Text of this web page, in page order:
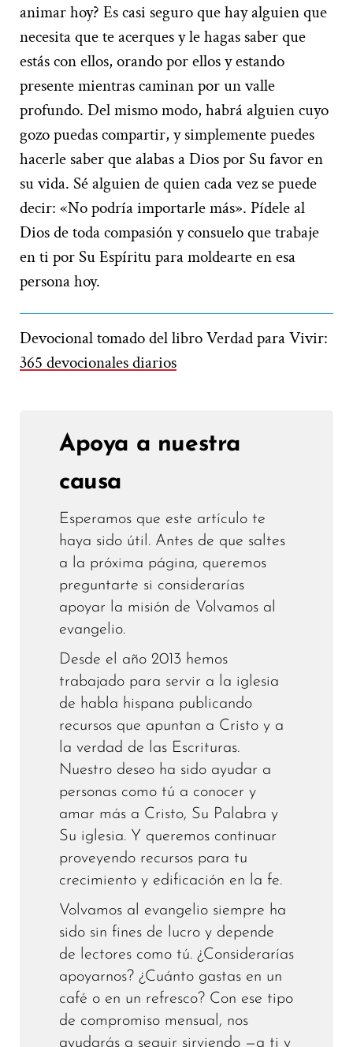
animar hoy? Es casi seguro que hay alguien que
necesita que te acerques y le hagas saber que
estás con ellos, orando por ellos y estando
presente mientras caminan por un valle
profundo. Del mismo modo, habrá alguien cuyo
gozo puedas compartir, y simplemente puedes
hacerle saber que alabas a Dios por Su favor en
su vida. Sé alguien de quien cada vez se puede
decir: «No podría importarle más». Pídele al
Dios de toda compasión y consuelo que trabaje
en ti por Su Espíritu para moldearte en esa
persona hoy.
Devocional tomado del libro Verdad para Vivir:
365 devocionales diarios
Apoya a nuestra
causa
Esperamos que este artículo te
haya sido útil. Antes de que saltes
a la próxima página, queremos
preguntarte si considerarías
apoyar la misión de Volvamos al
evangelio.
Desde el año 2013 hemos
trabajado para servir a la iglesia
de habla hispana publicando
recursos que apuntan a Cristo y a
la verdad de las Escrituras.
Nuestro deseo ha sido ayudar a
personas como tú a conocer y
amar más a Cristo, Su Palabra y
Su iglesia. Y queremos continuar
proveyendo recursos para tu
crecimiento y edificación en la fe.
Volvamos al evangelio siempre ha
sido sin fines de lucro y depende
de lectores como tú. ¿Considerarías
apoyarnos? ¿Cuánto gastas en un
café o en un refresco? Con ese tipo
de compromiso mensual, nos
ayudarás a seguir sirviendo —a ti y